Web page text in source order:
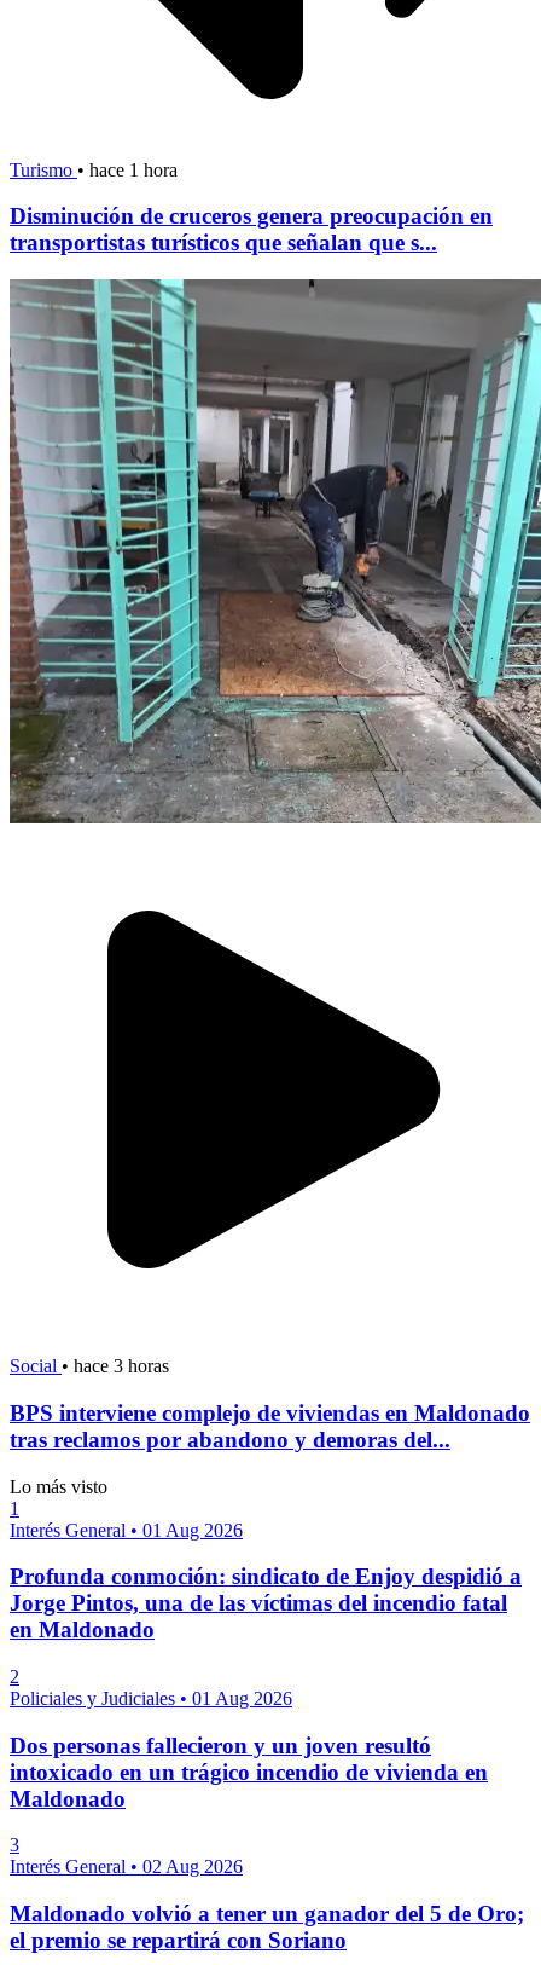
Turismo • hace 1 hora
Disminución de cruceros genera preocupación en
transportistas turísticos que señalan que s...
Social • hace 3 horas
BPS interviene complejo de viviendas en Maldonado
tras reclamos por abandono y demoras del...
Lo más visto
1
Interés General • 01 Aug 2026
Profunda conmoción: sindicato de Enjoy despidió a
Jorge Pintos, una de las víctimas del incendio fatal
en Maldonado
2
Policiales y Judiciales • 01 Aug 2026
Dos personas fallecieron y un joven resultó
intoxicado en un trágico incendio de vivienda en
Maldonado
3
Interés General • 02 Aug 2026
Maldonado volvió a tener un ganador del 5 de Oro;
el premio se repartirá con Soriano